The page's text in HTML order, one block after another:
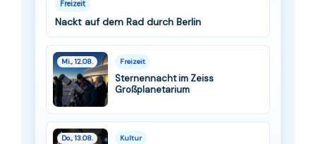
Freizeit
Nackt auf dem Rad durch Berlin
Mi., 12.08. Freizeit
Sternennacht im Zeiss
Großplanetarium
Do., 13.08. Kultur